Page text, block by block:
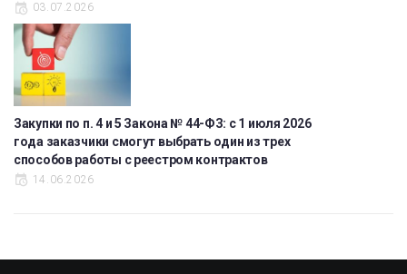
03.07.2026
Закупки по п. 4 и 5 Закона № 44-ФЗ: с 1 июля 2026
года заказчики смогут выбрать один из трех
способов работы с реестром контрактов
14.06.2026